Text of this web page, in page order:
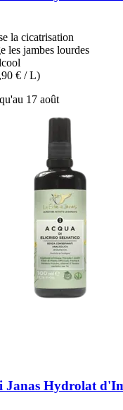
la cicatrisation
les jambes lourdes
€ / L)
17 août
Janas Hydrolat